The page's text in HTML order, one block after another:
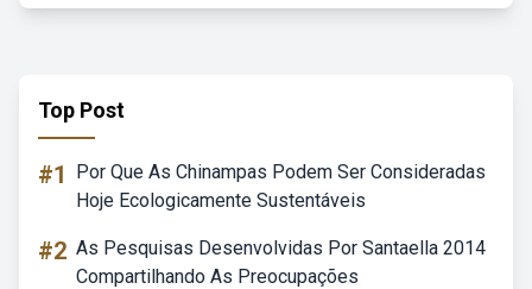
Top Post
#1
Por Que As Chinampas Podem Ser Consideradas
Hoje Ecologicamente Sustentáveis
#2 As Pesquisas Desenvolvidas Por Santaella 2014
Compartilhando As Preocupações